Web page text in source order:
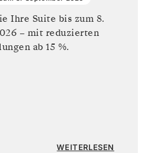
Ihre Suite bis zum 8.
– mit reduzierten
ab 15 %.
WEITERLESEN